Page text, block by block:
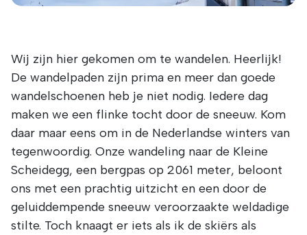
Wij zijn hier gekomen om te wandelen. Heerlijk!
De wandelpaden zijn prima en meer dan goede
wandelschoenen heb je niet nodig. Iedere dag
maken we een flinke tocht door de sneeuw. Kom
daar maar eens om in de Nederlandse winters van
tegenwoordig. Onze wandeling naar de Kleine
Scheidegg, een bergpas op 2061 meter, beloont
ons met een prachtig uitzicht en een door de
geluiddempende sneeuw veroorzaakte weldadige
stilte. Toch knaagt er iets als ik de skiërs als